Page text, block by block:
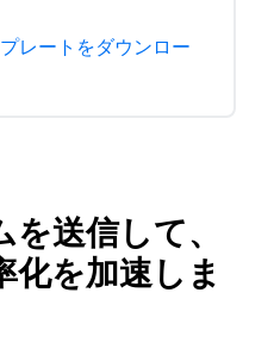
レートをダウンロー
送信して、
化を加速しま